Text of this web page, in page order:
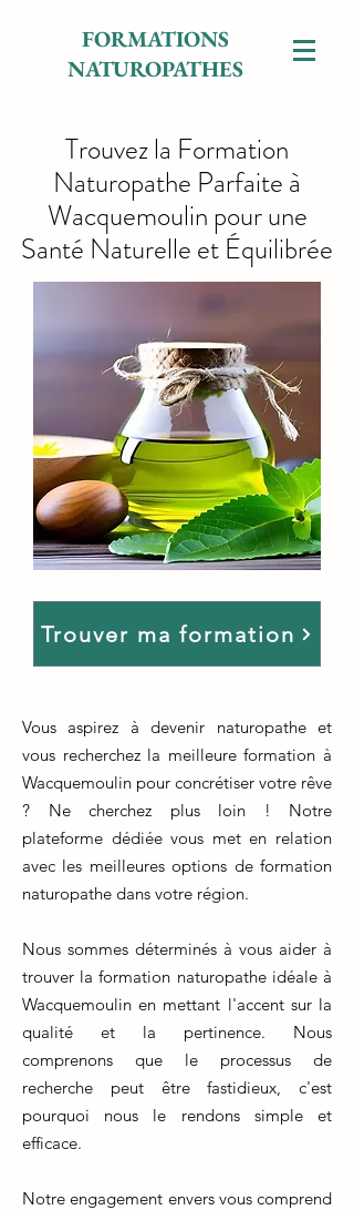
FORMATIONS
NATUROPATHES
Trouvez la Formation
Naturopathe Parfaite à
Wacquemoulin pour une
Santé Naturelle et Équilibrée
Trouver ma formation
Vous aspirez à devenir naturopathe et
vous recherchez la meilleure formation à
Wacquemoulin pour concrétiser votre rêve
? Ne cherchez plus loin ! Notre
plateforme dédiée vous met en relation
avec les meilleures options de formation
naturopathe dans votre région.
Nous sommes déterminés à vous aider à
trouver la formation naturopathe idéale à
Wacquemoulin en mettant l'accent sur la
qualité et la pertinence. Nous
comprenons que le processus de
recherche peut être fastidieux, c'est
pourquoi nous le rendons simple et
efficace.
Notre engagement envers vous comprend